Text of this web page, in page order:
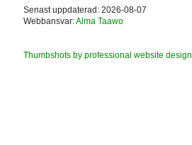
Senast uppdaterad: 2026-08-07
Webbansvar:Alma Taawo
Thumbshots by professional website design